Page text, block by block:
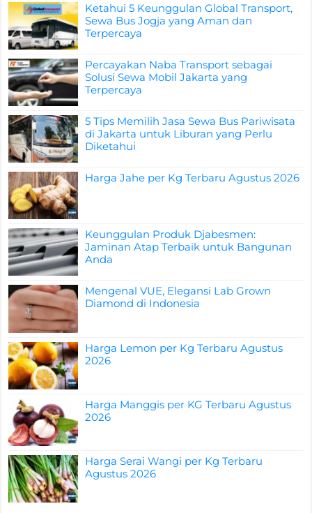
Ketahui 5 Keunggulan Global Transport,
Sewa Bus Jogja yang Aman dan
Terpercaya
Percayakan Naba Transport sebagai
Solusi Sewa Mobil Jakarta yang
Terpercaya
5 Tips Memilih Jasa Sewa Bus Pariwisata
di Jakarta untuk Liburan yang Perlu
Diketahui
Harga Jahe per Kg Terbaru Agustus 2026
Keunggulan Produk Djabesmen:
Jaminan Atap Terbaik untuk Bangunan
Anda
Mengenal VUE, Elegansi Lab Grown
Diamond di Indonesia
Harga Lemon per Kg Terbaru Agustus
2026
Harga Manggis per KG Terbaru Agustus
2026
Harga Serai Wangi per Kg Terbaru
Agustus 2026